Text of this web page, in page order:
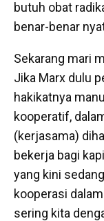
butuh obat
benar-benar
Sekarang mari
Jika Marx dulu
hakikatnya
kooperatif,
(kerjasama)
bekerja bagi
yang kini
kooperasi
sering kita